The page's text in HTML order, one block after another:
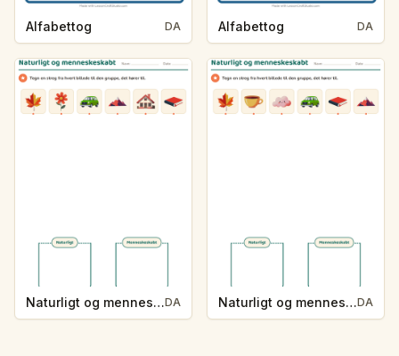
Alfabettog DA Alfabettog DA
Naturligt og menneskeskabtDA Naturligt og menneskeskabtDA